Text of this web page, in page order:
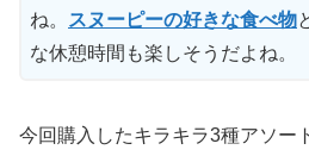
ね。
スヌーピーの好きな食べ物
な休憩時間も楽しそうだよね。
今回購入したキラキラ3種アソー